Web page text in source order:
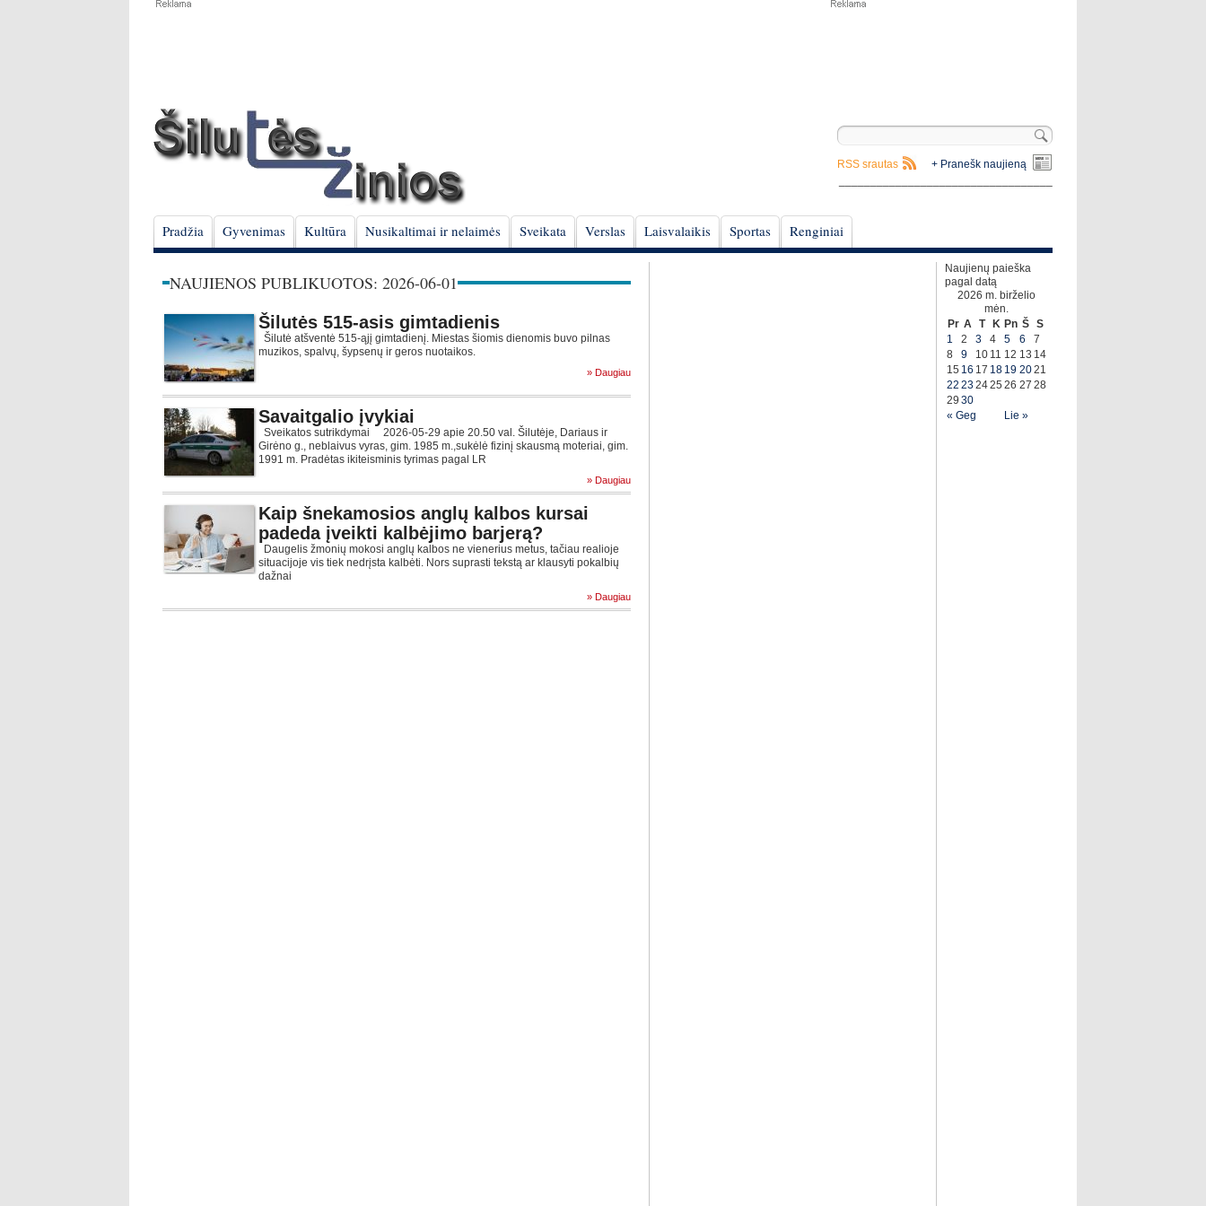
+ Pranešk naujieną
RSS srautas
Pradžia Gyvenimas Kultūra Nusikaltimai ir nelaimės Sveikata Verslas Laisvalaikis Sportas Renginiai
NAUJIENOS PUBLIKUOTOS: 2026-06-01
Šilutės 515-asis gimtadienis
Šilutė atšventė 515-ąjį gimtadienį. Miestas šiomis dienomis buvo pilnas
muzikos, spalvų, šypsenų ir geros nuotaikos.
» Daugiau
Savaitgalio įvykiai
Sveikatos sutrikdymai 2026-05-29 apie 20.50 val. Šilutėje, Dariaus ir
Girėno g., neblaivus vyras, gim. 1985 m.,sukėlė fizinį skausmą moteriai, gim.
1991 m. Pradėtas ikiteisminis tyrimas pagal LR
» Daugiau
Kaip šnekamosios anglų kalbos kursai
padeda įveikti kalbėjimo barjerą?
Daugelis žmonių mokosi anglų kalbos ne vienerius metus, tačiau realioje
situacijoje vis tiek nedrįsta kalbėti. Nors suprasti tekstą ar klausyti pokalbių
dažnai
» Daugiau
Naujienų paieška
pagal datą
2026 m. birželio
mėn.
Pr A T K Pn Š S
« Geg Lie »
1 2 3 4 5 6
7
8
9 10 11 12 13 14
15 16 17 18 19 2021
22 232425 26 27 28
29 30